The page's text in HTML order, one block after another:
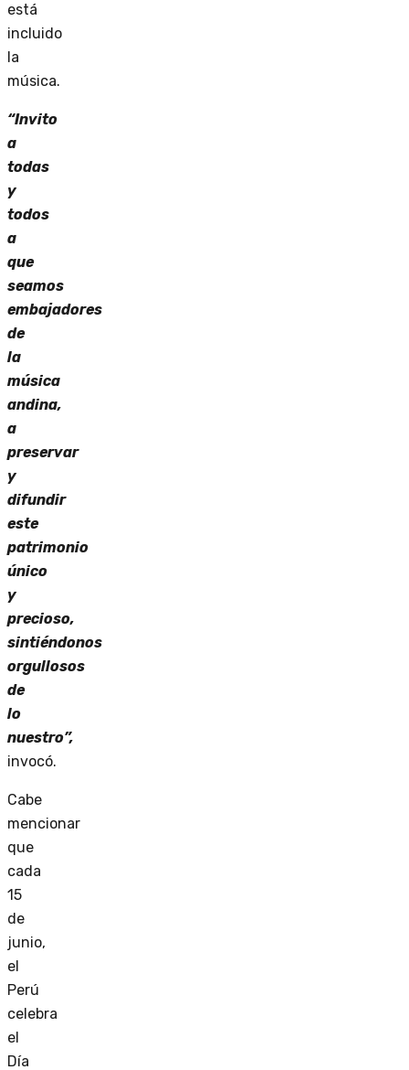
está
incluido
la
música.
“Invito
a
todas
y
todos
a
que
seamos
embajadores
de
la
música
andina,
a
preservar
y
difundir
este
patrimonio
único
y
precioso,
sintiéndonos
orgullosos
de
lo
nuestro”,
invocó.
Cabe
mencionar
que
cada
15
de
junio,
el
Perú
celebra
el
Día